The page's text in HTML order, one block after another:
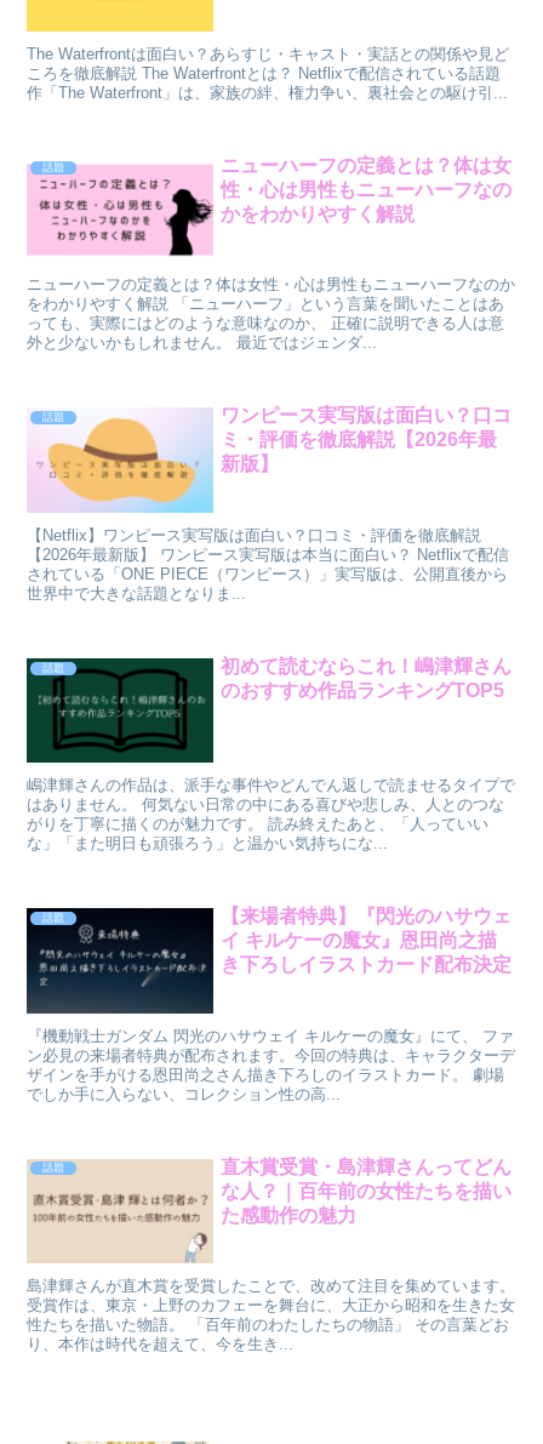
The Waterfrontは面白い？あらすじ・キャスト・実話との関係や見ど
ころを徹底解説 The Waterfrontとは？ Netflixで配信されている話題
作「The Waterfront」は、家族の絆、権力争い、裏社会との駆け引...
話題
ニューハーフの定義とは？体は女
性・心は男性もニューハーフなの
かをわかりやすく解説
ニューハーフの定義とは？体は女性・心は男性もニューハーフなのか
をわかりやすく解説 「ニューハーフ」という言葉を聞いたことはあ
っても、実際にはどのような意味なのか、 正確に説明できる人は意
外と少ないかもしれません。 最近ではジェンダ...
話題
ワンピース実写版は面白い？口コ
ミ・評価を徹底解説【2026年最
新版】
【Netflix】ワンピース実写版は面白い？口コミ・評価を徹底解説
【2026年最新版】 ワンピース実写版は本当に面白い？ Netflixで配信
されている「ONE PIECE（ワンピース）」実写版は、公開直後から
世界中で大きな話題となりま...
話題
初めて読むならこれ！嶋津輝さん
のおすすめ作品ランキングTOP5
嶋津輝さんの作品は、派手な事件やどんでん返しで読ませるタイプで
はありません。 何気ない日常の中にある喜びや悲しみ、人とのつな
がりを丁寧に描くのが魅力です。 読み終えたあと、「人っていい
な」「また明日も頑張ろう」と温かい気持ちにな...
話題
【来場者特典】『閃光のハサウェ
イ キルケーの魔女』恩田尚之描
き下ろしイラストカード配布決定
『機動戦士ガンダム 閃光のハサウェイ キルケーの魔女』にて、 ファ
ン必見の来場者特典が配布されます。今回の特典は、キャラクターデ
ザインを手がける恩田尚之さん描き下ろしのイラストカード。 劇場
でしか手に入らない、コレクション性の高...
話題
直木賞受賞・島津輝さんってどん
な人？｜百年前の女性たちを描い
た感動作の魅力
島津輝さんが直木賞を受賞したことで、改めて注目を集めています。
受賞作は、東京・上野のカフェーを舞台に、大正から昭和を生きた女
性たちを描いた物語。 「百年前のわたしたちの物語」 その言葉どお
り、本作は時代を超えて、今を生き...